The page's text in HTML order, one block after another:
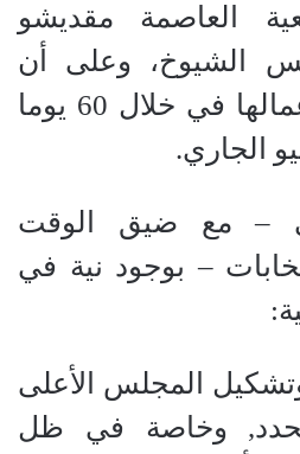
العاصمة مقديشو
الشيوخ، وعلى أن
تستكمل اللجنة أعمالها في خلال 60 يوما
– مع ضيق الوقت
– بوجود نية في
المجلس الأعلى
وخاصة في ظل